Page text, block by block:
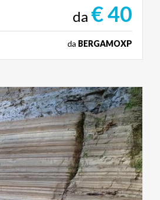
da € 40
da BERGAMOXP